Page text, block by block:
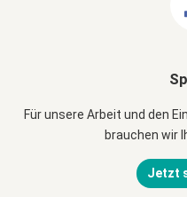
Für unsere Arbeit und den
brauchen wir
Jetzt